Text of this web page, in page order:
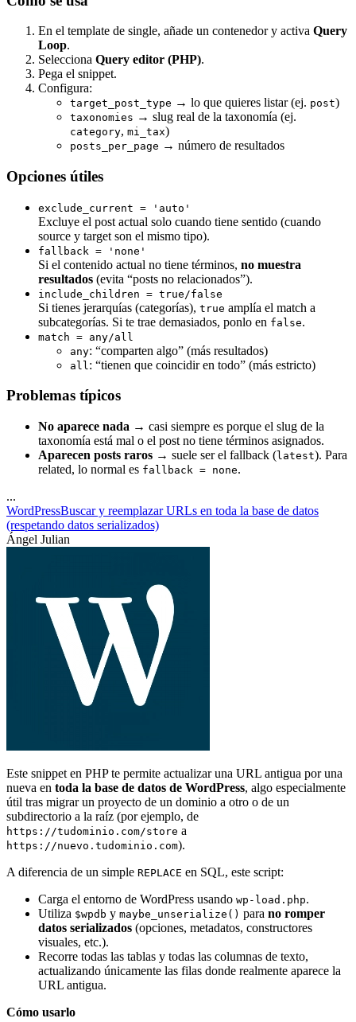
En el template de single, añade un contenedor y activa Query
Loop.
Selecciona Query editor (PHP).
Pega el snippet.
Configura:
target_post_type → lo que quieres listar (ej. post)
taxonomies → slug real de la taxonomía (ej.
category, mi_tax)
posts_per_page → número de resultados
Opciones útiles
exclude_current = 'auto'
Excluye el post actual solo cuando tiene sentido (cuando
source y target son el mismo tipo).
fallback = 'none'
Si el contenido actual no tiene términos, no muestra
resultados (evita “posts no relacionados”).
include_children = true/false
Si tienes jerarquías (categorías), true amplía el match a
subcategorías. Si te trae demasiados, ponlo en false.
match = any/all
any: “comparten algo” (más resultados)
all : “tienen que coincidir en todo” (más estricto)
Problemas típicos
No aparece nada → casi siempre es porque el slug de la
taxonomía está mal o el post no tiene términos asignados.
Aparecen posts raros → suele ser el fallback (latest). Para
related, lo normal es fallback = none.
...
WordPressBuscar y reemplazar URLs en toda la base de datos
(respetando datos serializados)
Ángel Julian
Este snippet en PHP te permite actualizar una URL antigua por una
nueva en toda la base de datos de WordPress, algo especialmente
útil tras migrar un proyecto de un dominio a otro o de un
subdirectorio a la raíz (por ejemplo, de
https://tudominio.com/store a
https://nuevo.tudominio.com).
A diferencia de un simple REPLACE en SQL, este script:
Carga el entorno de WordPress usando wp-load.php.
Utiliza $wpdb y maybe_unserialize() para no romper
datos serializados (opciones, metadatos, constructores
visuales, etc.).
Recorre todas las tablas y todas las columnas de texto,
actualizando únicamente las filas donde realmente aparece la
URL antigua.
Cómo usarlo